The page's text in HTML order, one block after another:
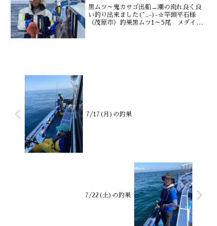
黒ムツ～鬼カサゴ出船→潮の流れ良く良
い釣り出来ました(^_-)-☆竿頭平石様
（茂原市）釣果黒ムツ1～5尾 メダイ1～
7/17(月)の釣果
7/22(土)の釣果